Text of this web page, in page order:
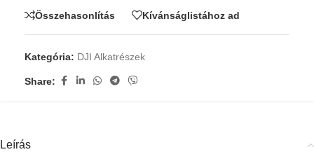
Összehasonlítás Kívánságlistához ad
Kategória: DJI Alkatrészek
Share:
Leírás